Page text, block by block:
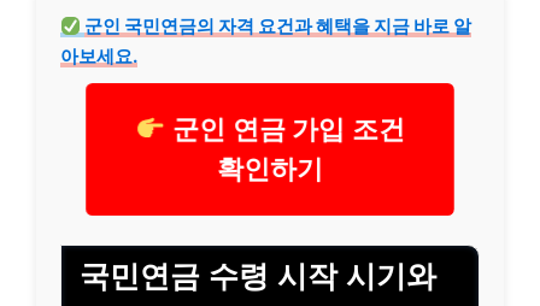
군인 국민연금의 자격 요건과 혜택을 지금 바로 알
아보세요.
군인 연금 가입 조건
확인하기
국민연금 수령 시작 시기와